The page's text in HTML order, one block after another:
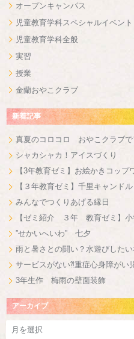
オープンキャンパス
児童教育学科スペシャルイベント
児童教育学科全般
実習
授業
金蘭おやこクラブ
新着記事
真夏のコロコロ おやこクラブで
シャカシャカ！アイスづくり
【3年教育ゼミ】お絵かきコッ
【３年教育ゼミ】千里キャンド
みんなでつくりあげる縁日
【ゼミ紹介 ３年 教育ゼミ】小
”せかいへいわ” 七夕
雨と暑さとの闘い？水遊びしたい
サービスがない⁈重症心身障がい
3年生作 梅雨の壁面装飾
アーカイブ